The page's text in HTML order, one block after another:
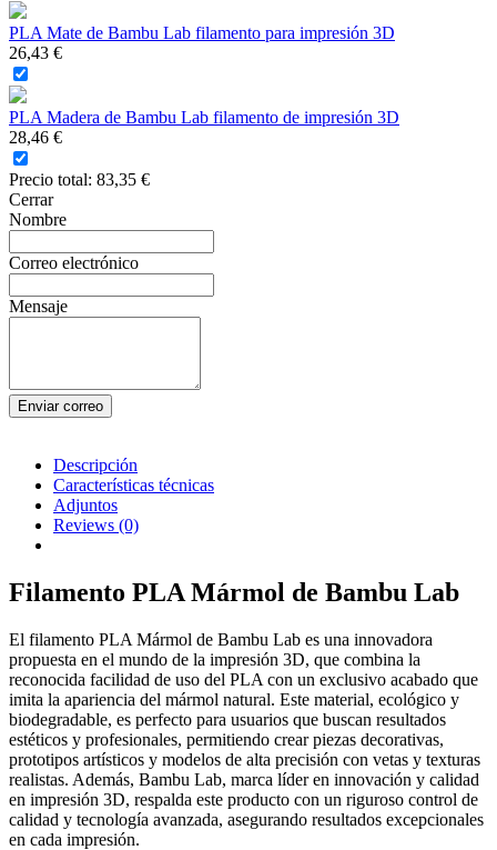
PLA Mate de Bambu Lab filamento para impresión 3D
26,43 €
PLA Madera de Bambu Lab filamento de impresión 3D
28,46 €
Precio total: 83,35 €
Cerrar
Nombre
Correo electrónico
Mensaje
Enviar correo
Descripción
Características técnicas
Adjuntos
Reviews (0)
Filamento PLA Mármol de Bambu Lab
El filamento PLA Mármol de Bambu Lab es una innovadora
propuesta en el mundo de la impresión 3D, que combina la
reconocida facilidad de uso del PLA con un exclusivo acabado que
imita la apariencia del mármol natural. Este material, ecológico y
biodegradable, es perfecto para usuarios que buscan resultados
estéticos y profesionales, permitiendo crear piezas decorativas,
prototipos artísticos y modelos de alta precisión con vetas y texturas
realistas. Además, Bambu Lab, marca líder en innovación y calidad
en impresión 3D, respalda este producto con un riguroso control de
calidad y tecnología avanzada, asegurando resultados excepcionales
en cada impresión.